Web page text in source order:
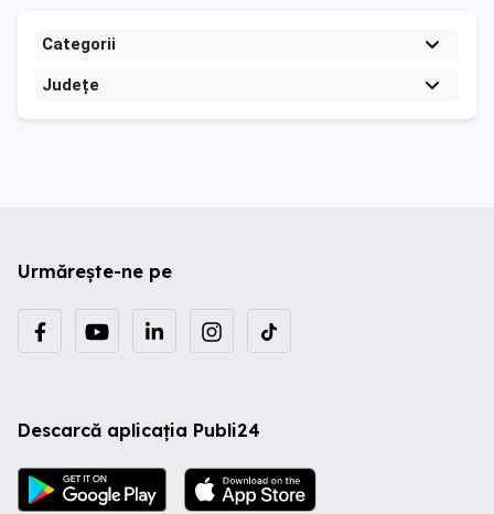
Categorii
Județe
Urmărește-ne pe
Descarcă aplicația Publi24